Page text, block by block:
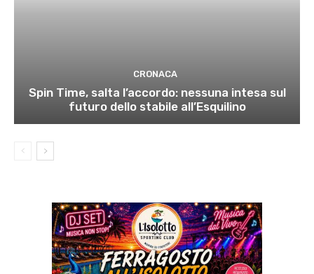
CRONACA
Spin Time, salta l’accordo: nessuna intesa sul
futuro dello stabile all’Esquilino